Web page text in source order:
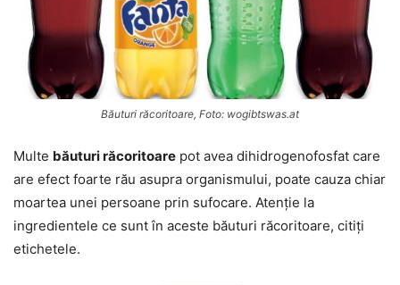
Băuturi răcoritoare, Foto: wogibtswas.at
Multe băuturi răcoritoare pot avea dihidrogenofosfat care
are efect foarte rău asupra organismului, poate cauza chiar
moartea unei persoane prin sufocare. Atenție la
ingredientele ce sunt în aceste băuturi răcoritoare, citiți
etichetele.